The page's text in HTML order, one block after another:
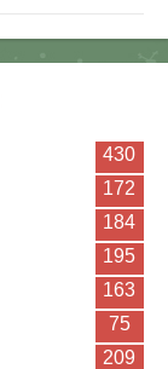
430
172
184
195
163
75
209